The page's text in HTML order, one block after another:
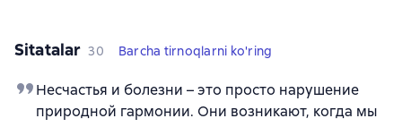
Sitatalar 30 Barcha tirnoqlarni ko'ring
Несчастья и болезни – это просто нарушение
природной гармонии. Они возникают, когда мы